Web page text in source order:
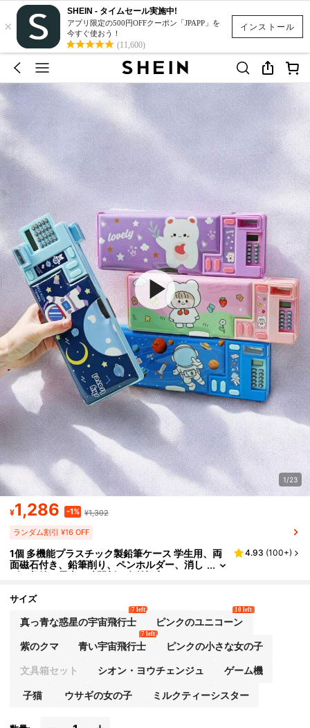
インストール
×
SHEIN - タイムセール実施中!
アプリ限定の500円OFFクーポン「JPAPP」を
今すぐ使おう！
(11,600)
1/23
¥1,286 -1% ¥1,302
ランダム割引 ¥16 OFF
1個 多機能プラスチック製鉛筆ケース 学生用、両
面磁石付き、鉛筆削り、ペンホルダー、消し
ゴム収納、電卓、時間割、名前記入スペース
4.93 (100+)
サイズ
真っ青な惑星の宇宙飛行士
7 left
ピンクのユニコーン
10 left
紫のクマ 青い宇宙飛行士
7 left
ピンクの小さな女の子
文具箱セット シオン・ヨウチェンジュ ゲーム機
子猫 ウサギの女の子 ミルクティーシスター